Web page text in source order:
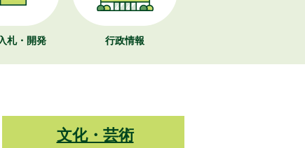
札・開発 行政情報
文化・芸術